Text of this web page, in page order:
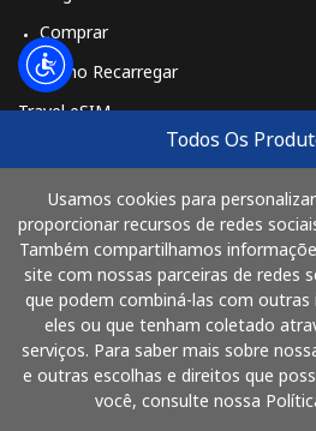
Todos Os
Usamos cookies para
proporcionar recursos de redes
Também compartilhamos
site com nossas parceiras de redes
que podem combiná-las com
eles ou que tenham coletado
serviços. Para saber mais sobre
e outras escolhas e direitos que
você, consulte nossa
Comprar
Como Recarregar
Travel eSIM
Como funciona
Pague com